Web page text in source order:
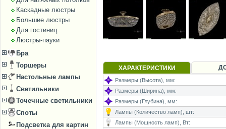
Каскадные люстры
Большие люстры
Для гостиниц
Люстры-пауки
Бра
Торшеры
Настольные лампы
Светильники
Точечные светильники
Споты
Подсветка для картин
ХАРАКТЕРИСТИКИ
Размеры (Высота), мм:
Размеры (Ширина), мм:
Размеры (Глубина), мм:
Лампы (Количество ламп), шт:
Лампы (Мощность ламп), Вт: